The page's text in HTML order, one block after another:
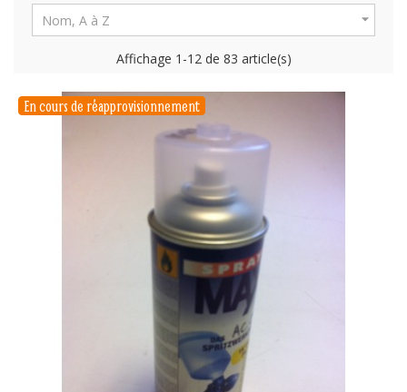
Nom, A à Z 
Affichage 1-12 de 83 article(s)
En cours de réapprovisionnement